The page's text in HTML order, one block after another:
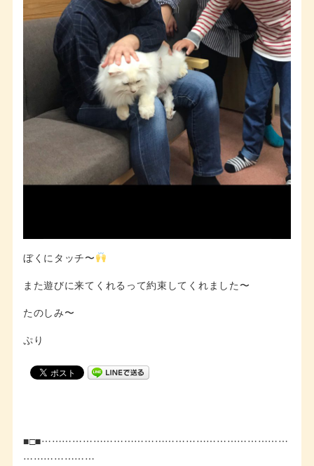
ぼくにタッチ〜
また遊びに来てくれるって約束してくれました〜
たのしみ〜
ぷり
■□■………………………………………………………………
…………………